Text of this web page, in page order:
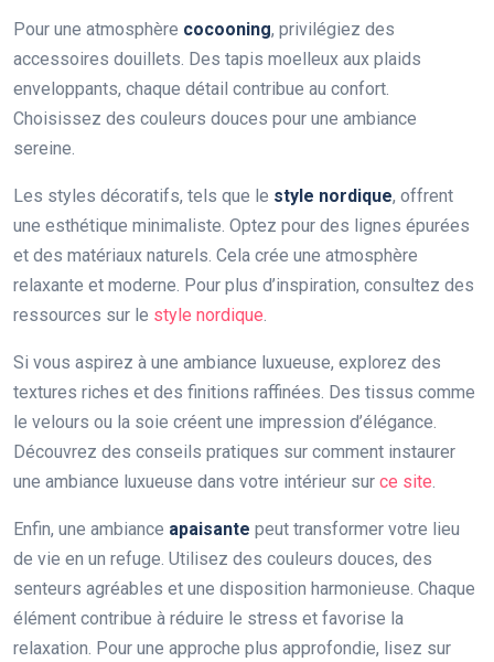
Pour une atmosphère cocooning, privilégiez des
accessoires douillets. Des tapis moelleux aux plaids
enveloppants, chaque détail contribue au confort.
Choisissez des couleurs douces pour une ambiance
sereine.
Les styles décoratifs, tels que le style nordique, offrent
une esthétique minimaliste. Optez pour des lignes épurées
et des matériaux naturels. Cela crée une atmosphère
relaxante et moderne. Pour plus d’inspiration, consultez des
ressources sur le style nordique.
Si vous aspirez à une ambiance luxueuse, explorez des
textures riches et des finitions raffinées. Des tissus comme
le velours ou la soie créent une impression d’élégance.
Découvrez des conseils pratiques sur comment instaurer
une ambiance luxueuse dans votre intérieur sur ce site.
Enfin, une ambiance apaisante peut transformer votre lieu
de vie en un refuge. Utilisez des couleurs douces, des
senteurs agréables et une disposition harmonieuse. Chaque
élément contribue à réduire le stress et favorise la
relaxation. Pour une approche plus approfondie, lisez sur